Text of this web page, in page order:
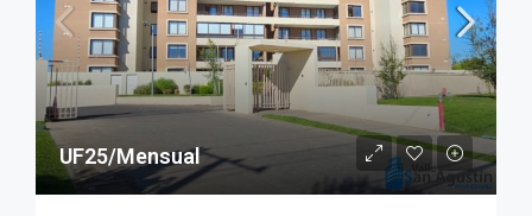
UF25/Mensual